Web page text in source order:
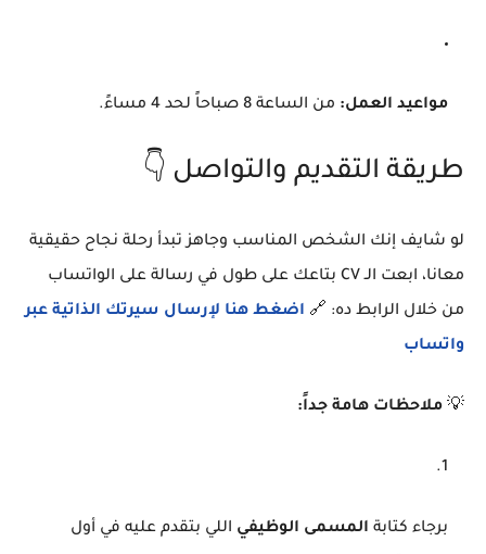
مواعيد العمل: من الساعة 8 صباحاً لحد 4 مساءً.
طريقة التقديم والتواصل 👇
لو شايف إنك الشخص المناسب وجاهز تبدأ رحلة نجاح حقيقية
معانا، ابعت الـ CV بتاعك على طول في رسالة على الواتساب
من خلال الرابط ده: 🔗 اضغط هنا لإرسال سيرتك الذاتية عبر
واتساب
💡 ملاحظات هامة جداً:
برجاء كتابة المسمى الوظيفي اللي بتقدم عليه في أول